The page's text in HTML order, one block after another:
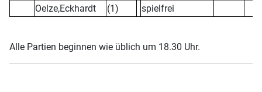
Oelze,Eckhardt (1) spielfrei
Alle Partien beginnen wie üblich um 18.30 Uhr.